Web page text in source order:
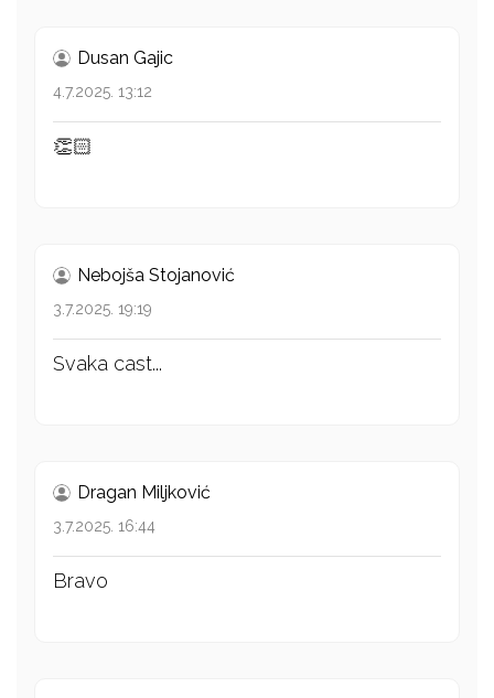
Dusan Gajic
4.7.2025. 13:12
👏🏻
Nebojša Stojanović
3.7.2025. 19:19
Svaka cast...
Dragan Miljković
3.7.2025. 16:44
Bravo